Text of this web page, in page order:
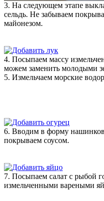
3. На следующем этапе
сельдь. Не забываем
майонезом.
4. Посыпаем массу
можем заменить молодыми
5. Измельчаем морские
6. Вводим в форму
покрываем соусом.
7. Посыпаем салат с рыбой
измельченными вареными